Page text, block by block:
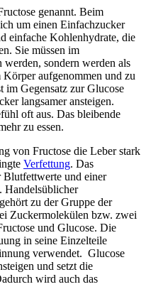
genannt. Beim
um einen Einfachzucker
einfache Kohlenhydrate, die
Sie müssen im
werden, sondern werden als
aufgenommen und zu
im Gegensatz zur Glucose
langsamer ansteigen.
oft aus. Das bleibende
zu essen.
von Fructose die Leber stark
Verfettung. Das
Blutfettwerte und einer
Handelsüblicher
zu der Gruppe der
Zuckermolekülen bzw. zwei
und Glucose. Die
in seine Einzelteile
verwendet. Glucose
und setzt die
wird auch das